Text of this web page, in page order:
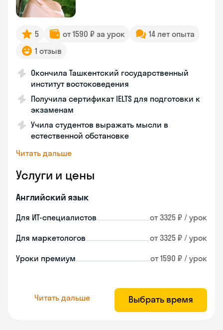
5 от 1590 ₽ за урок
14 лет опыта
1 отзыв
Окончила Ташкентский государственный
институт востоковедения
Получила сертификат IELTS для подготовки к
экзаменам
Учила студентов выражать мысли в
естественной обстановке
Читать дальше
Услуги и цены
Английский язык
Для ИТ-специалистов от 3325 ₽ / урок
Для маркетологов от 3325 ₽ / урок
Уроки премиум от 1590 ₽ / урок
Читать дальше Выбрать время